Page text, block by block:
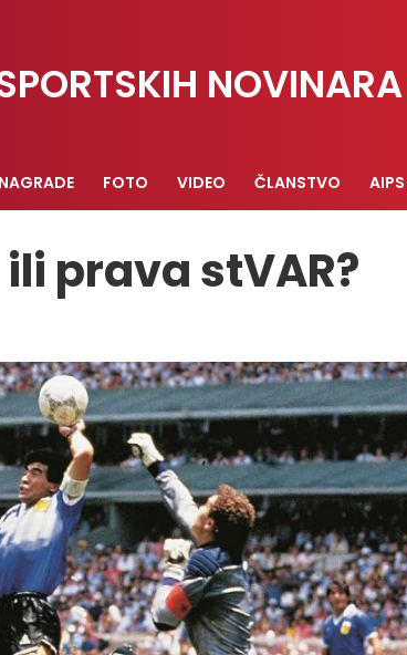
NAGRADE FOTO VIDEO ČLANSTVO
prava stVAR?